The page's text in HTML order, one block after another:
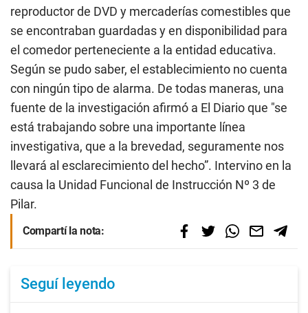
reproductor de DVD y mercaderías comestibles que
se encontraban guardadas y en disponibilidad para
el comedor perteneciente a la entidad educativa.
Según se pudo saber, el establecimiento no cuenta
con ningún tipo de alarma. De todas maneras, una
fuente de la investigación afirmó a El Diario que "se
está trabajando sobre una importante línea
investigativa, que a la brevedad, seguramente nos
llevará al esclarecimiento del hecho”. Intervino en la
causa la Unidad Funcional de Instrucción Nº 3 de
Pilar.
Compartí la nota:
Seguí leyendo